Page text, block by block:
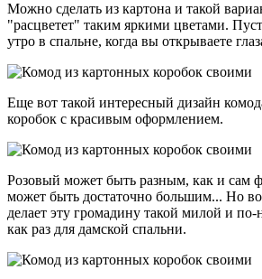
Можно сделать из картона и такой
"расцветет" таким яркими цветами.
утро в спальне, когда вы открываете
Еще вот такой интересный дизайн
коробок с красивым оформлением.
Розовый может быть разным, как и сам
может быть достаточно большим... Но
делает эту громадину такой милой и
как раз для дамской спальни.